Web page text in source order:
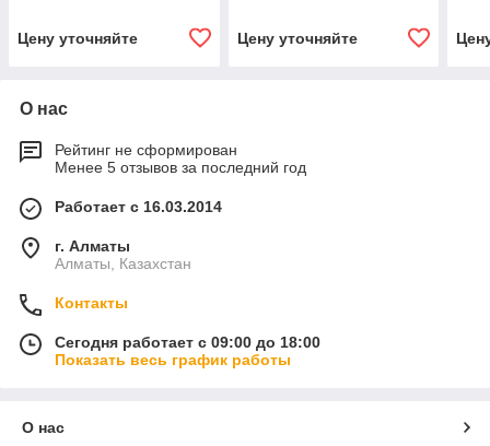
Цену уточняйте
Цену уточняйте
О нас
Рейтинг не сформирован
Менее 5 отзывов за последний год
Работает с 16.03.2014
г. Алматы
Алматы, Казахстан
Контакты
Сегодня работает с 09:00 до 18:00
Показать весь график работы
О нас